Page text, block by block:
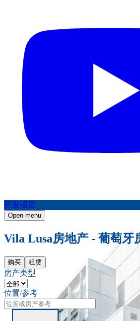
开发项目
Open menu
Vila Lusa房地产 - 葡萄牙
购买 租赁
房产类型
位置/参考